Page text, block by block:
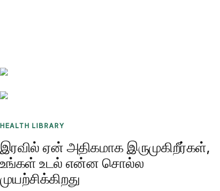
HEALTH LIBRARY
இரவில் ஏன் அதிகமாக இருமுகிறீர்கள்,
உங்கள் உடல் என்ன சொல்ல
முயற்சிக்கிறது